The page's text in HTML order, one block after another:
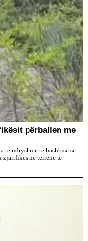
përballen me
të ndryshme të bashkisë së
zjarrfikës në terrene të